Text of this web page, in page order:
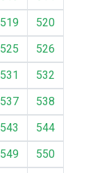
519
520
525
526
531
532
537
538
543
544
549
550